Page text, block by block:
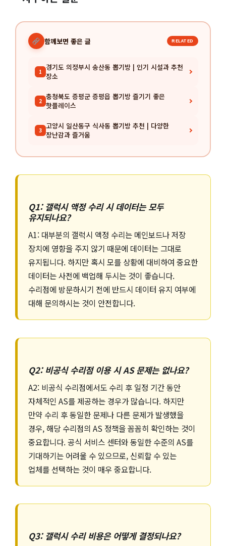
함께보면 좋은 글 RELATED
1 경기도 의정부시 송산동 뽑기방 | 인기 시설과 추천
장소
2 충청북도 증평군 증평읍 뽑기방 즐기기 좋은
핫플레이스
3 고양시 일산동구 식사동 뽑기방 추천 | 다양한
장난감과 즐거움
Q1: 갤럭시 액정 수리 시 데이터는 모두
유지되나요?
A1: 대부분의 갤럭시 액정 수리는 메인보드나 저장
장치에 영향을 주지 않기 때문에 데이터는 그대로
유지됩니다. 하지만 혹시 모를 상황에 대비하여 중요한
데이터는 사전에 백업해 두시는 것이 좋습니다.
수리점에 방문하시기 전에 반드시 데이터 유지 여부에
대해 문의하시는 것이 안전합니다.
Q2: 비공식 수리점 이용 시 AS 문제는 없나요?
A2: 비공식 수리점에서도 수리 후 일정 기간 동안
자체적인 AS를 제공하는 경우가 많습니다. 하지만
만약 수리 후 동일한 문제나 다른 문제가 발생했을
경우, 해당 수리점의 AS 정책을 꼼꼼히 확인하는 것이
중요합니다. 공식 서비스 센터와 동일한 수준의 AS를
기대하기는 어려울 수 있으므로, 신뢰할 수 있는
업체를 선택하는 것이 매우 중요합니다.
Q3: 갤럭시 수리 비용은 어떻게 결정되나요?